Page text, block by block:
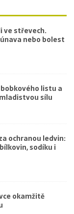
ve střevech.
nebo bolest
listu a
sílu
ochranou ledvin:
sodíku i
okamžitě